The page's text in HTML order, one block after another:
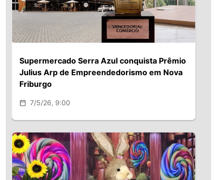
Supermercado Serra Azul conquista Prêmio
Julius Arp de Empreendedorismo em Nova
Friburgo
7/5/26, 9:00